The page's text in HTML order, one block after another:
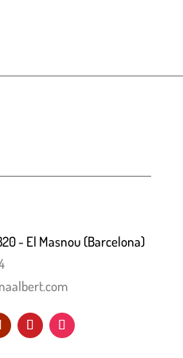
- El Masnou (Barcelona)